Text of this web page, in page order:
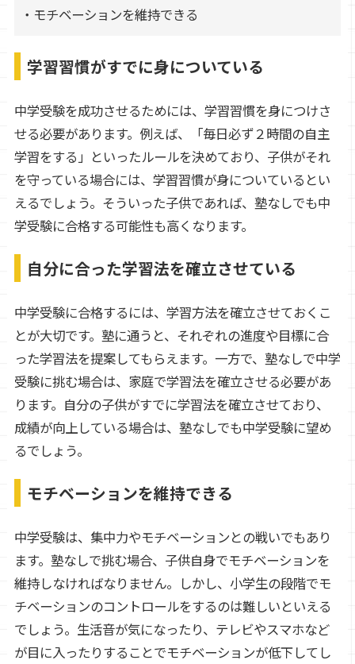
・モチベーションを維持できる
学習習慣がすでに身についている
中学受験を成功させるためには、学習習慣を身につけさ
せる必要があります。例えば、「毎日必ず２時間の自主
学習をする」といったルールを決めており、子供がそれ
を守っている場合には、学習習慣が身についているとい
えるでしょう。そういった子供であれば、塾なしでも中
学受験に合格する可能性も高くなります。
自分に合った学習法を確立させている
中学受験に合格するには、学習方法を確立させておくこ
とが大切です。塾に通うと、それぞれの進度や目標に合
った学習法を提案してもらえます。一方で、塾なしで中学
受験に挑む場合は、家庭で学習法を確立させる必要があ
ります。自分の子供がすでに学習法を確立させており、
成績が向上している場合は、塾なしでも中学受験に望め
るでしょう。
モチベーションを維持できる
中学受験は、集中力やモチベーションとの戦いでもあり
ます。塾なしで挑む場合、子供自身でモチベーションを
維持しなければなりません。しかし、小学生の段階でモ
チベーションのコントロールをするのは難しいといえる
でしょう。生活音が気になったり、テレビやスマホなど
が目に入ったりすることでモチベーションが低下してし